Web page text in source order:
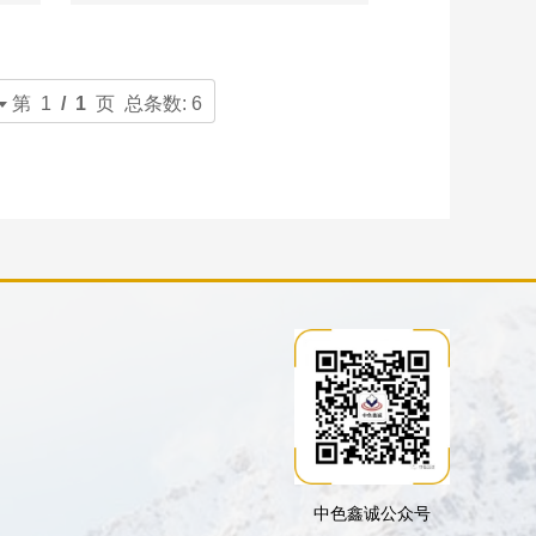
第 1 / 1 页 总条数: 6
中色鑫诚公众号